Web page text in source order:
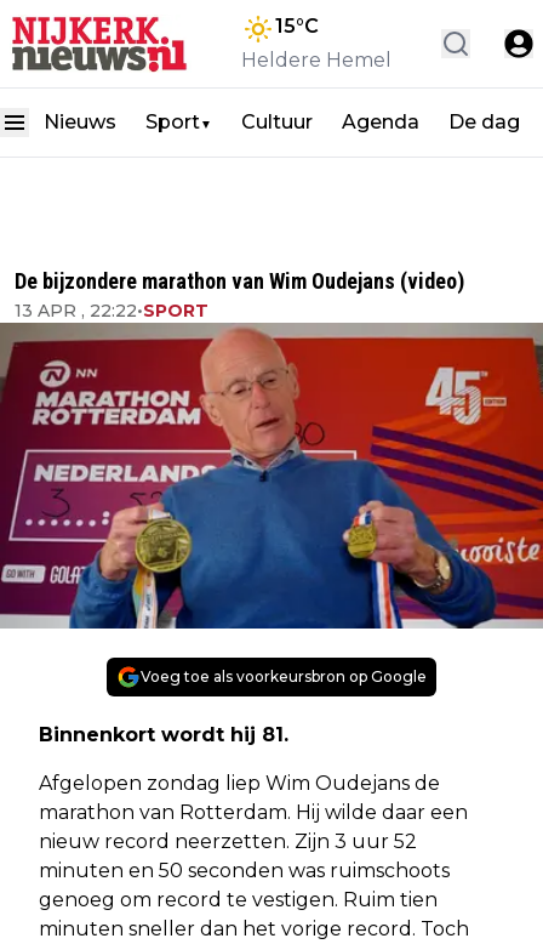
15°C
Heldere Hemel
Nieuws Sport▼ Cultuur Agenda De dag
De bijzondere marathon van Wim Oudejans (video)
13 APR , 22:22•SPORT
Voeg toe als voorkeursbron op Google
Binnenkort wordt hij 81.
Afgelopen zondag liep Wim Oudejans de
marathon van Rotterdam. Hij wilde daar een
nieuw record neerzetten. Zijn 3 uur 52
minuten en 50 seconden was ruimschoots
genoeg om record te vestigen. Ruim tien
minuten sneller dan het vorige record. Toch